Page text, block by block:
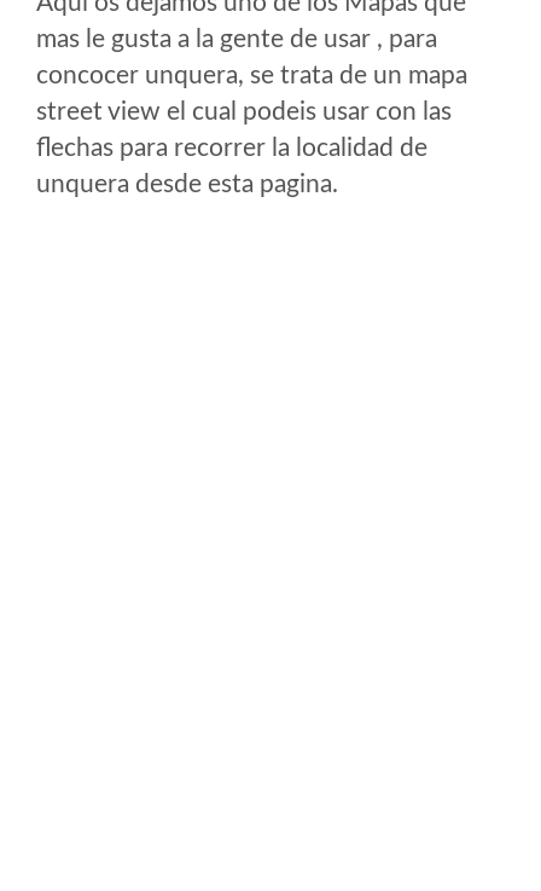
mas le gusta a la gente de usar , para
concocer unquera, se trata de un mapa
street view el cual podeis usar con las
flechas para recorrer la localidad de
unquera desde esta pagina.